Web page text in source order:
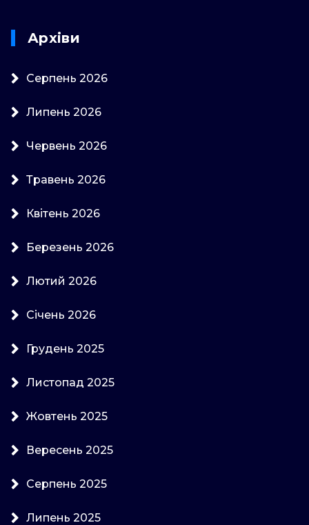
Архіви
Серпень 2026
Липень 2026
Червень 2026
Травень 2026
Квітень 2026
Березень 2026
Лютий 2026
Січень 2026
Грудень 2025
Листопад 2025
Жовтень 2025
Вересень 2025
Серпень 2025
Липень 2025